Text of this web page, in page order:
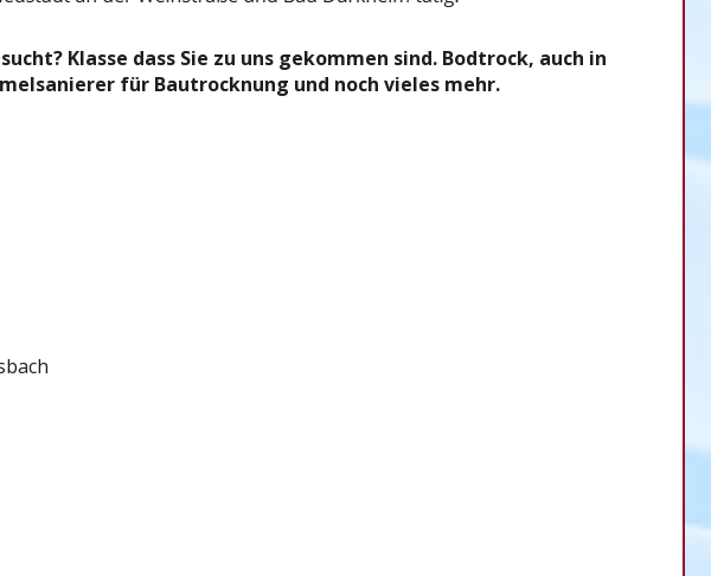
Klasse dass Sie zu uns gekommen sind. Bodtrock, auch in
für Bautrocknung und noch vieles mehr.